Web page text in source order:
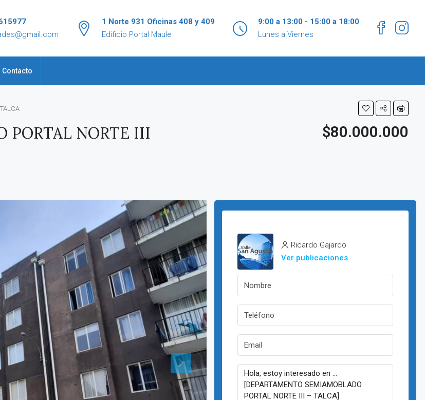
1 Norte 931 Oficinas 408 y 409
Edificio Portal Maule
9:00 a 13:00 - 15:00 a 18:00
Lunes a Viernes
Contacto
PORTAL NORTE III
$80.000.000
Ricardo Gajardo
Ver publicaciones